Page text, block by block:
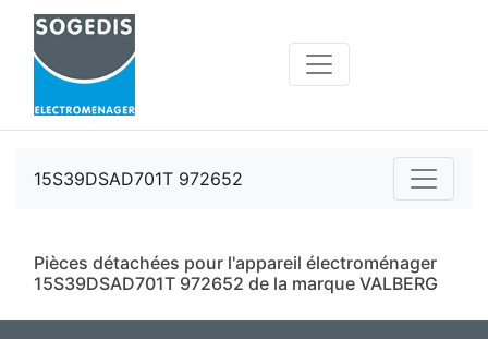
15S39DSAD701T 972652
Pièces détachées pour l'appareil électroménager
15S39DSAD701T 972652 de la marque VALBERG